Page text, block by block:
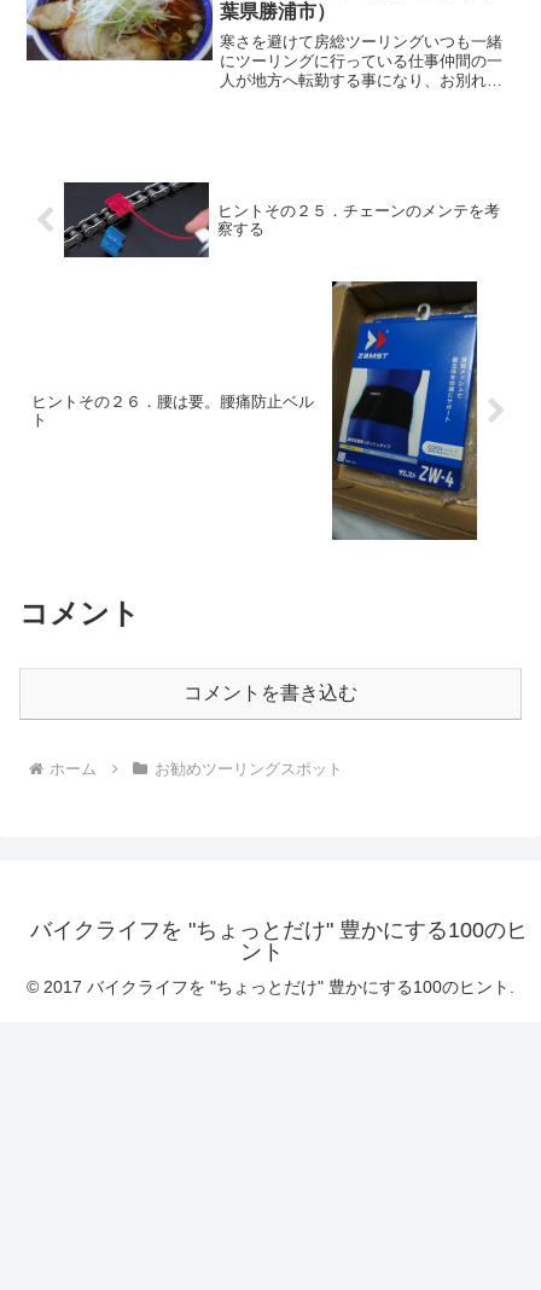
葉県勝浦市）
寒さを避けて房総ツーリングいつも一緒
にツーリングに行っている仕事仲間の一
人が地方へ転勤する事になり、お別れツ
ヒントその２５．チェーンのメンテを考
察する
ヒントその２６．腰は要。腰痛防止ベル
ト
コメント
コメントを書き込む
ホーム お勧めツーリングスポット
バイクライフを "ちょっとだけ" 豊かにする100のヒ
ント
© 2017 バイクライフを "ちょっとだけ" 豊かにする100のヒント.